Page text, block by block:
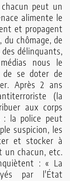
peut un
alimente le
et propagent
chômage, de
délinquants,
nous le
de se doter de
Après 2 ans
(la
aux corps
: la police peut
suspicion, les
et stocker à
un chacun, etc.
: « La
par l'État